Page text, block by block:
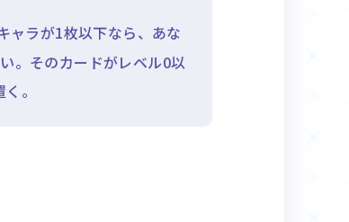
ャラが1枚以下なら、あな
。そのカードがレベル0以
。